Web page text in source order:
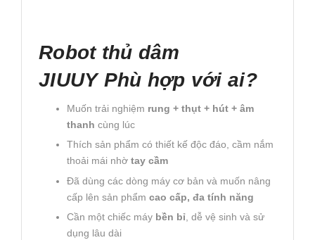
Robot thủ dâm
JIUUY Phù hợp với ai?
Muốn trải nghiệm rung + thụt + hút + âm
thanh cùng lúc
Thích sản phẩm có thiết kế độc đáo, cầm nắm
thoải mái nhờ tay cầm
Đã dùng các dòng máy cơ bản và muốn nâng
cấp lên sản phẩm cao cấp, đa tính năng
Cần một chiếc máy bền bỉ, dễ vệ sinh và sử
dụng lâu dài